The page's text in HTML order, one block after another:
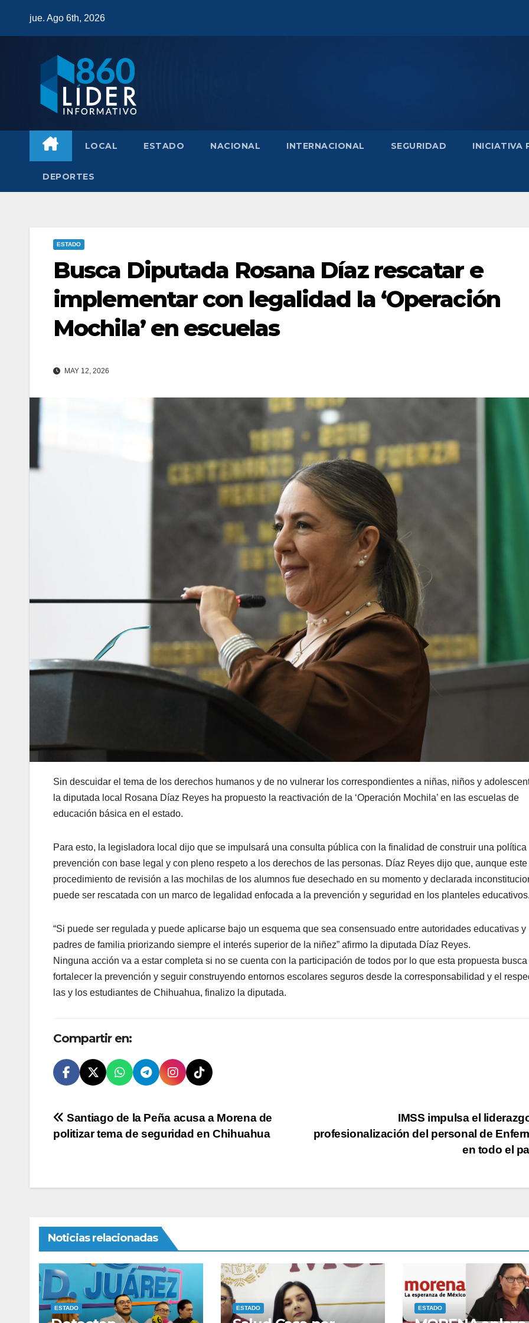
jue. Ago 6th, 2026
LOCAL ESTADO NACIONAL INTERNACIONAL SEGURIDAD INICIATIVA
DEPORTES
ESTADO
Busca Diputada Rosana Díaz rescatar e
implementar con legalidad la ‘Operación
Mochila’ en escuelas
MAY 12, 2026
Sin descuidar el tema de los derechos humanos y de no vulnerar los correspondientes a niñas, niños y
la diputada local Rosana Díaz Reyes ha propuesto la reactivación de la ‘Operación Mochila’ en las escuelas de
educación básica en el estado.
Para esto, la legisladora local dijo que se impulsará una consulta pública con la finalidad de construir una política
prevención con base legal y con pleno respeto a los derechos de las personas. Díaz Reyes dijo que, aunque este
procedimiento de revisión a las mochilas de los alumnos fue desechado en su momento y declarada
puede ser rescatada con un marco de legalidad enfocada a la prevención y seguridad en los planteles educativos.
“Si puede ser regulada y puede aplicarse bajo un esquema que sea consensuado entre autoridades educativas y
padres de familia priorizando siempre el interés superior de la niñez” afirmo la diputada Díaz Reyes.
Ninguna acción va a estar completa si no se cuenta con la participación de todos por lo que esta propuesta busca
fortalecer la prevención y seguir construyendo entornos escolares seguros desde la corresponsabilidad y el
las y los estudiantes de Chihuahua, finalizo la diputada.
Compartir en:
Navegación
de
IMSS impulsa el
profesionalización del personal de
en todo el
Santiago de la Peña acusa a Morena de
politizar tema de seguridad en Chihuahua
Noticias relacionadas
ESTADO ESTADO ESTADO